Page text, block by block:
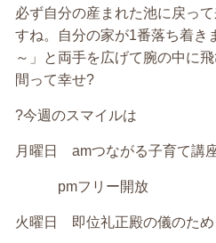
必ず自分の産まれた池に戻っ
すね。自分の家が1番落ち着き
～」と両手を広げて腕の中に
間って幸せ?
?今週のスマイルは
月曜日 amつながる子育て講
pmフリー開放
火曜日 即位礼正殿の儀のた